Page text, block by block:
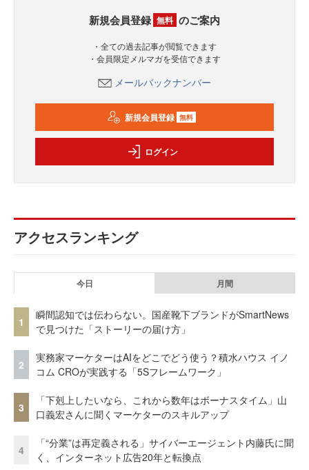
新規会員登録 無料 のご案内
・全ての過去記事が閲覧できます
・会員限定メルマガを受信できます
メールバックナンバー
新規会員登録 無料
ログイン
アクセスランキング
今日 月間
1
瞬間認知では伝わらない。国産靴下ブランドがSmartNews
で見つけた「ストーリーの届け方」
2
実務家マーケターはAIをどこでどう使う？積水ハウス イノ
コム CROが実践する「5Sフレームワーク」
3
「下剋上したいなら、これから数年はボーナスタイム」山
口義宏さんに聞くマーケターのスキルアップ
4
「“分業”は再定義される」サイバーエージェント内藤氏に聞
く、インターネット広告20年と転換点